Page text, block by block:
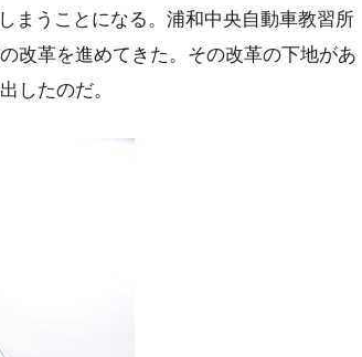
まうことになる。浦和中央自動車教習所
改革を進めてきた。その改革の下地があ
したのだ。